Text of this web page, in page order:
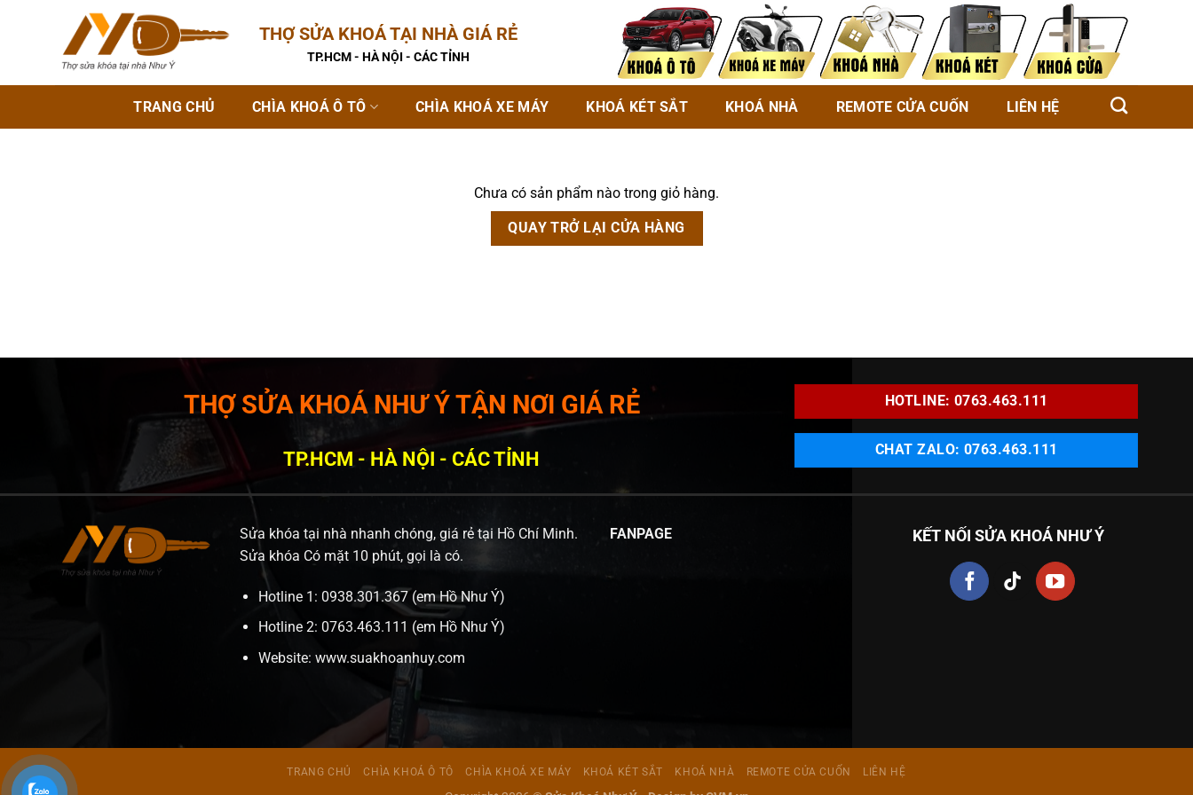
THỢ SỬA KHOÁ TẠI NHÀ GIÁ RẺ
TP.HCM - HÀ NỘI - CÁC TỈNH
TRANG CHỦ CHÌA KHOÁ Ô TÔ CHÌA KHOÁ XE MÁY KHOÁ KÉT SẮT KHOÁ NHÀ REMOTE CỬA CUỐN LIÊN HỆ
Chưa có sản phẩm nào trong giỏ hàng.
QUAY TRỞ LẠI CỬA HÀNG
THỢ SỬA KHOÁ NHƯ Ý TẬN NƠI GIÁ RẺ
TP.HCM - HÀ NỘI - CÁC TỈNH
HOTLINE: 0763.463.111
CHAT ZALO: 0763.463.111
Sửa khóa tại nhà nhanh chóng, giá rẻ tại Hồ Chí Minh.
Sửa khóa Có mặt 10 phút, gọi là có.
Hotline 1: 0938.301.367 (em Hồ Như Ý)
Hotline 2: 0763.463.111 (em Hồ Như Ý)
Website:www.suakhoanhuy.com
FANPAGE KẾT NỐI SỬA KHOÁ NHƯ Ý
TRANG CHỦ CHÌA KHOÁ Ô TÔ CHÌA KHOÁ XE MÁY KHOÁ KÉT SẮT KHOÁ NHÀ REMOTE CỬA CUỐN LIÊN HỆ